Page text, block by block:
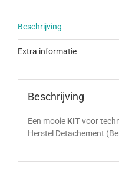
Beschrijving
Extra informatie
Beschrijving
Een mooie KITvoor
Herstel Detachement